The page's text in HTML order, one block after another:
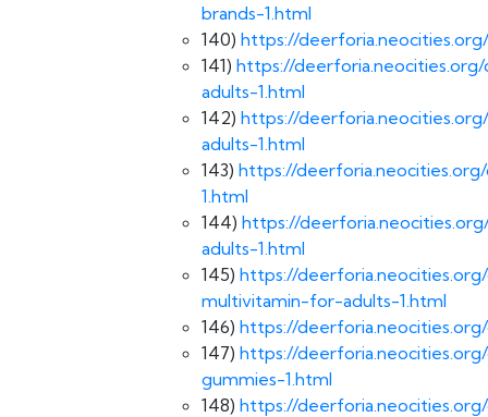
brands-1.html
140) https://
141) https://
adults-1.html
142) https://
adults-1.html
143) https://
1.html
144) https://
adults-1.html
145) https://
multivitamin-for-adults-1.html
146) https://
147) https://
gummies-1.html
148) https://